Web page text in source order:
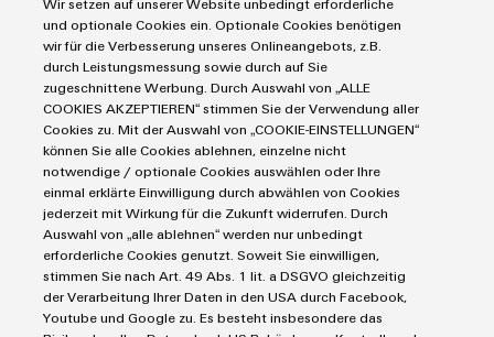
Die Next Generation - gemacht für Industrial IoT and
Automatisierung
und optionale Cookies ein. Optionale Cookies benötigen
wir für die Verbesserung unseres Onlineangebots, z.B.
durch Leistungsmessung sowie durch auf Sie
zugeschnittene Werbung. Durch Auswahl von „ALLE
COOKIES AKZEPTIEREN“ stimmen Sie der Verwendung aller
Cookies zu. Mit der Auswahl von „COOKIE-EINSTELLUNGEN“
können Sie alle Cookies ablehnen, einzelne nicht
notwendige / optionale Cookies auswählen oder Ihre
einmal erklärte Einwilligung durch abwählen von Cookies
jederzeit mit Wirkung für die Zukunft widerrufen. Durch
Auswahl von „alle ablehnen“ werden nur unbedingt
erforderliche Cookies genutzt. Soweit Sie einwilligen,
stimmen Sie nach Art. 49 Abs. 1 lit. a DSGVO gleichzeitig
der Verarbeitung Ihrer Daten in den USA durch Facebook,
Youtube und Google zu. Es besteht insbesondere das